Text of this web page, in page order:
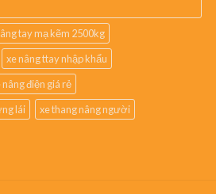
tay mạ kẽm 2500kg
xe nâng ttay nhập khẩu
nâng điện giá rẻ
lái
xe thang nâng người